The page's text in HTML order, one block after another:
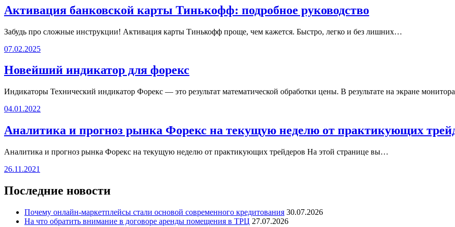
Активация банковской карты Тинькофф: подробное руководство
Забудь про сложные инструкции! Активация карты Тинькофф проще, чем кажется. Быстро, легко и без лишних…
07.02.2025
Новейший индикатор для форекс
Индикаторы Технический индикатор Форекс — это результат математической обработки цены. В результате на экране
04.01.2022
Аналитика и прогноз рынка Форекс на текущую неделю от практикующих
Аналитика и прогноз рынка Форекс на текущую неделю от практикующих трейдеров На этой странице вы…
26.11.2021
Последние новости
Почему онлайн-маркетплейсы стали основой современного кредитования 30.07.2026
На что обратить внимание в договоре аренды помещения в ТРЦ 27.07.2026